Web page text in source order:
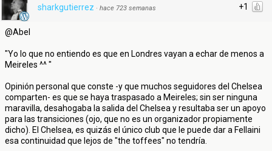
+1
sharkgutierrez · hace 723 semanas
@Abel
"Yo lo que no entiendo es que en Londres vayan a echar de menos a
Meireles ^^ "
Opinión personal que conste -y que muchos seguidores del Chelsea
comparten- es que se haya traspasado a Meireles; sin ser ninguna
maravilla, desahogaba la salida del Chelsea y resultaba ser un apoyo
para las transiciones (ojo, que no es un organizador propiamente
dicho). El Chelsea, es quizás el único club que le puede dar a Fellaini
esa continuidad que lejos de "the toffees" no tendría.